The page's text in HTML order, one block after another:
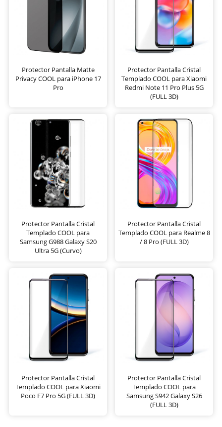
Protector Pantalla Matte
Privacy COOL para iPhone 17
Pro
Protector Pantalla Cristal
Templado COOL para Xiaomi
Redmi Note 11 Pro Plus 5G
(FULL 3D)
Protector Pantalla Cristal
Templado COOL para
Samsung G988 Galaxy S20
Ultra 5G (Curvo)
Protector Pantalla Cristal
Templado COOL para Realme 8
/ 8 Pro (FULL 3D)
Protector Pantalla Cristal
Templado COOL para Xiaomi
Poco F7 Pro 5G (FULL 3D)
Protector Pantalla Cristal
Templado COOL para
Samsung S942 Galaxy S26
(FULL 3D)